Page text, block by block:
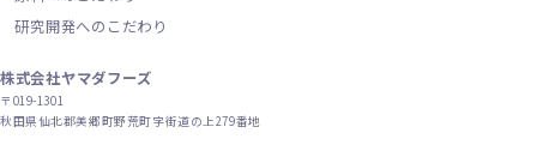
研究開発へのこだわり
株式会社ヤマダフーズ
〒019-1301
秋田県仙北郡美郷町野荒町字街道の上279番地